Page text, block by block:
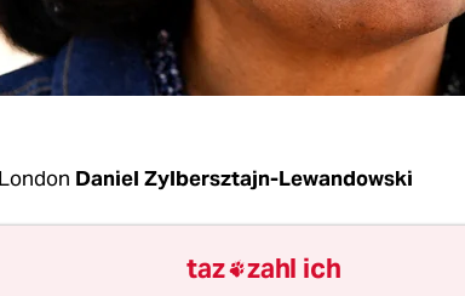
Daniel Zylbersztajn-Lewandowski
einzige schwarze Schülerin im
taz zahl ich